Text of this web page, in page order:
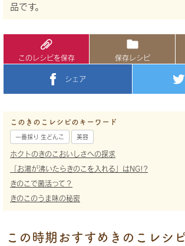
品です。
このレシピを保存 保存レシピ
シェア
このきのこレシピのキーワード
一番採り 生どんこ 美容
ホクトのきのこおいしさへの探求
「お湯が沸いたらきのこを入れる」はNG!?
きのこで菌活って？
きのこのうま味の秘密
この時期おすすめきのこレシ